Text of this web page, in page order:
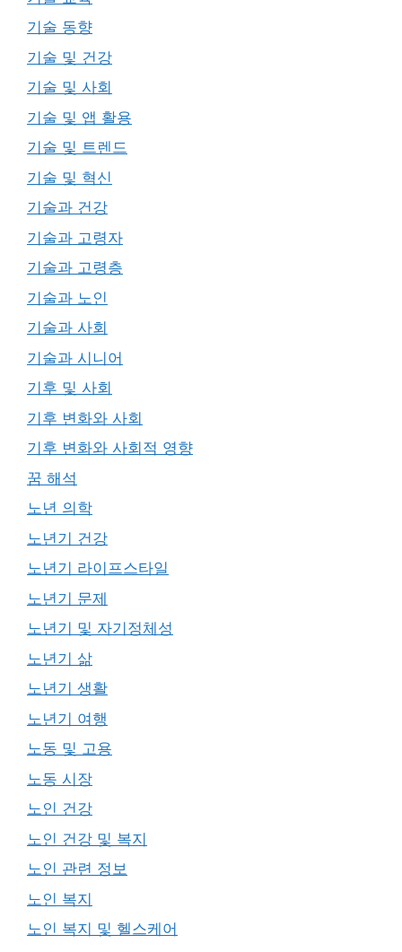
기술 동향
기술 및 건강
기술 및 사회
기술 및 앱 활용
기술 및 트렌드
기술 및 혁신
기술과 건강
기술과 고령자
기술과 고령층
기술과 노인
기술과 사회
기술과 시니어
기후 및 사회
기후 변화와 사회
기후 변화와 사회적 영향
꿈 해석
노년 의학
노년기 건강
노년기 라이프스타일
노년기 문제
노년기 및 자기정체성
노년기 삶
노년기 생활
노년기 여행
노동 및 고용
노동 시장
노인 건강
노인 건강 및 복지
노인 관련 정보
노인 복지
노인 복지 및 헬스케어